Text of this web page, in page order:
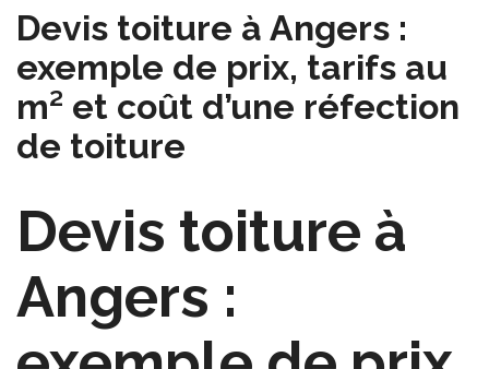
Devis toiture à Angers :
exemple de prix, tarifs au
m² et coût d’une réfection
de toiture
Devis toiture à
Angers :